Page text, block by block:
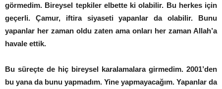
görmedim. Bireysel tepkiler elbette ki olabilir. Bu herkes için
geçerli. Çamur, iftira siyaseti yapanlar da olabilir. Bunu
yapanlar her zaman oldu zaten ama onları her zaman Allah’a
havale ettik.
Bu süreçte de hiç bireysel karalamalara girmedim. 2001’den
bu yana da bunu yapmadım. Yine yapmayacağım. Yapanlar da